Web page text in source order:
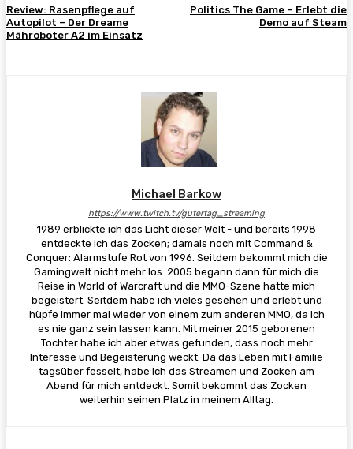
Review: Rasenpflege auf
Autopilot – Der Dreame
Mähroboter A2 im Einsatz
Politics The Game – Erlebt die
Demo auf Steam
Michael Barkow
https://www.twitch.tv/gutertag_streaming
1989 erblickte ich das Licht dieser Welt - und bereits 1998
entdeckte ich das Zocken; damals noch mit Command &
Conquer: Alarmstufe Rot von 1996. Seitdem bekommt mich die
Gamingwelt nicht mehr los. 2005 begann dann für mich die
Reise in World of Warcraft und die MMO-Szene hatte mich
begeistert. Seitdem habe ich vieles gesehen und erlebt und
hüpfe immer mal wieder von einem zum anderen MMO, da ich
es nie ganz sein lassen kann. Mit meiner 2015 geborenen
Tochter habe ich aber etwas gefunden, dass noch mehr
Interesse und Begeisterung weckt. Da das Leben mit Familie
tagsüber fesselt, habe ich das Streamen und Zocken am
Abend für mich entdeckt. Somit bekommt das Zocken
weiterhin seinen Platz in meinem Alltag.